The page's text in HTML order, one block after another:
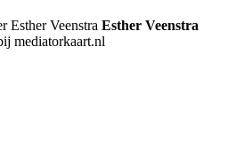
Esther Veenstra
mediatorkaart.nl